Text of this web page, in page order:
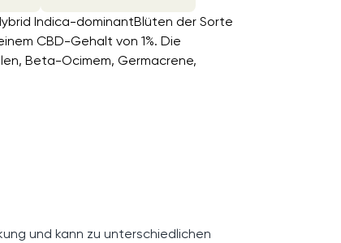
Indica-dominantBlüten der Sorte
CBD-Gehalt von 1%. Die
Beta-Ocimem, Germacrene,
und kann zu unterschiedlichen